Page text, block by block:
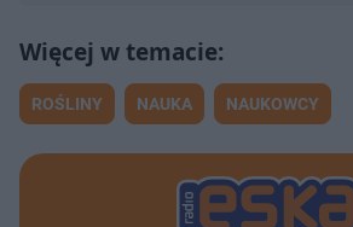
ROŚLINY NAUKA NAUKOWCY